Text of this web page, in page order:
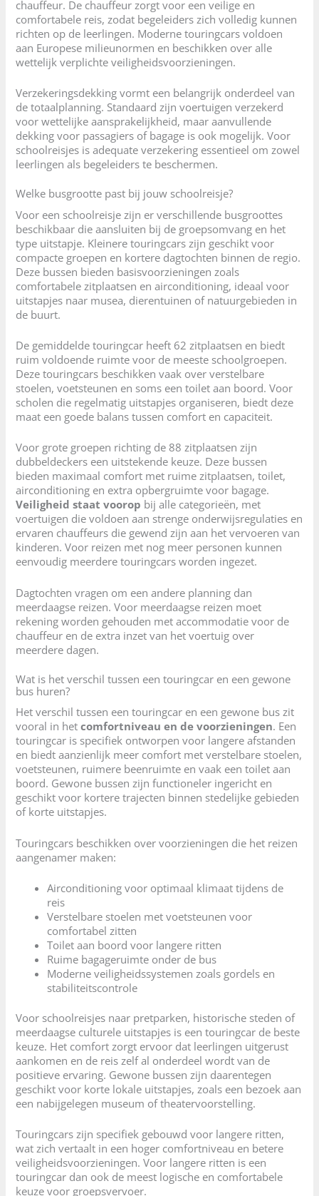
chauffeur. De chauffeur zorgt voor een veilige en
comfortabele reis, zodat begeleiders zich volledig kunnen
richten op de leerlingen. Moderne touringcars voldoen
aan Europese milieunormen en beschikken over alle
wettelijk verplichte veiligheidsvoorzieningen.
Verzekeringsdekking vormt een belangrijk onderdeel van
de totaalplanning. Standaard zijn voertuigen verzekerd
voor wettelijke aansprakelijkheid, maar aanvullende
dekking voor passagiers of bagage is ook mogelijk. Voor
schoolreisjes is adequate verzekering essentieel om zowel
leerlingen als begeleiders te beschermen.
Welke busgrootte past bij jouw schoolreisje?
Voor een schoolreisje zijn er verschillende busgroottes
beschikbaar die aansluiten bij de groepsomvang en het
type uitstapje. Kleinere touringcars zijn geschikt voor
compacte groepen en kortere dagtochten binnen de regio.
Deze bussen bieden basisvoorzieningen zoals
comfortabele zitplaatsen en airconditioning, ideaal voor
uitstapjes naar musea, dierentuinen of natuurgebieden in
de buurt.
De gemiddelde touringcar heeft 62 zitplaatsen en biedt
ruim voldoende ruimte voor de meeste schoolgroepen.
Deze touringcars beschikken vaak over verstelbare
stoelen, voetsteunen en soms een toilet aan boord. Voor
scholen die regelmatig uitstapjes organiseren, biedt deze
maat een goede balans tussen comfort en capaciteit.
Voor grote groepen richting de 88 zitplaatsen zijn
dubbeldeckers een uitstekende keuze. Deze bussen
bieden maximaal comfort met ruime zitplaatsen, toilet,
airconditioning en extra opbergruimte voor bagage.
Veiligheid staat voorop bij alle categorieën, met
voertuigen die voldoen aan strenge onderwijsregulaties en
ervaren chauffeurs die gewend zijn aan het vervoeren van
kinderen. Voor reizen met nog meer personen kunnen
eenvoudig meerdere touringcars worden ingezet.
Dagtochten vragen om een andere planning dan
meerdaagse reizen. Voor meerdaagse reizen moet
rekening worden gehouden met accommodatie voor de
chauffeur en de extra inzet van het voertuig over
meerdere dagen.
Wat is het verschil tussen een touringcar en een gewone
bus huren?
Het verschil tussen een touringcar en een gewone bus zit
vooral in hetcomfortniveau en de voorzieningen. Een
touringcar is specifiek ontworpen voor langere afstanden
en biedt aanzienlijk meer comfort met verstelbare stoelen,
voetsteunen, ruimere beenruimte en vaak een toilet aan
boord. Gewone bussen zijn functioneler ingericht en
geschikt voor kortere trajecten binnen stedelijke gebieden
of korte uitstapjes.
Touringcars beschikken over voorzieningen die het reizen
aangenamer maken:
Airconditioning voor optimaal klimaat tijdens de
reis
Verstelbare stoelen met voetsteunen voor
comfortabel zitten
Toilet aan boord voor langere ritten
Ruime bagageruimte onder de bus
Moderne veiligheidssystemen zoals gordels en
stabiliteitscontrole
Voor schoolreisjes naar pretparken, historische steden of
meerdaagse culturele uitstapjes is een touringcar de beste
keuze. Het comfort zorgt ervoor dat leerlingen uitgerust
aankomen en de reis zelf al onderdeel wordt van de
positieve ervaring. Gewone bussen zijn daarentegen
geschikt voor korte lokale uitstapjes, zoals een bezoek aan
een nabijgelegen museum of theatervoorstelling.
Touringcars zijn specifiek gebouwd voor langere ritten,
wat zich vertaalt in een hoger comfortniveau en betere
veiligheidsvoorzieningen. Voor langere ritten is een
touringcar dan ook de meest logische en comfortabele
keuze voor groepsvervoer.